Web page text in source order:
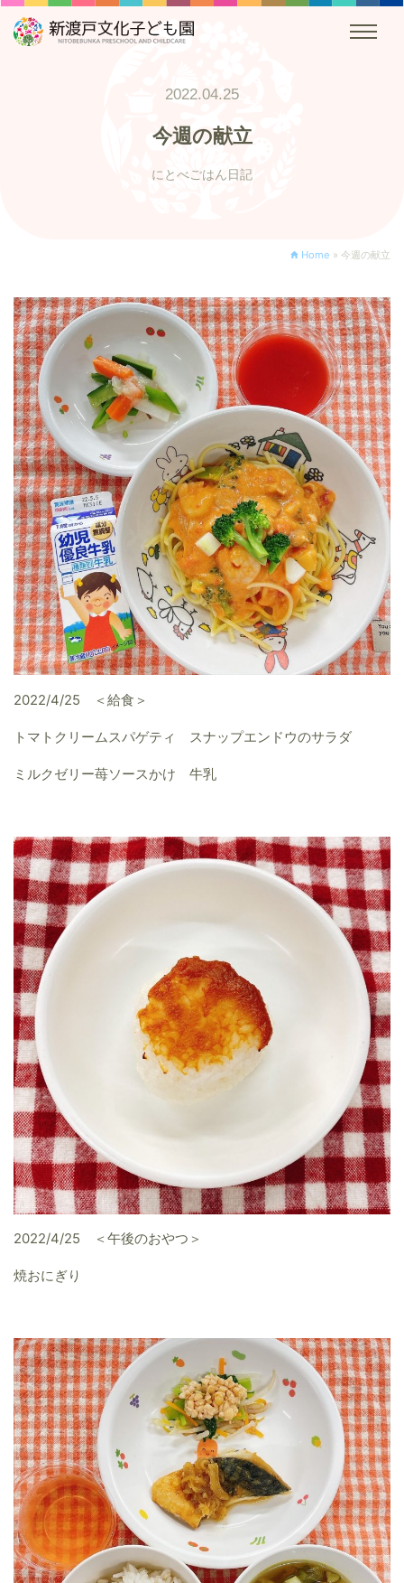
2022.04.25
今週の献立
にとべごはん日記
Home » 今週の献立
2022/4/25 ＜給食＞
トマトクリームスパゲティ スナップエンドウのサラダ
ミルクゼリー苺ソースかけ 牛乳
2022/4/25 ＜午後のおやつ＞
焼おにぎり